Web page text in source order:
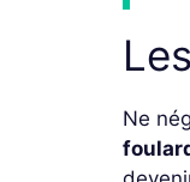
Ne